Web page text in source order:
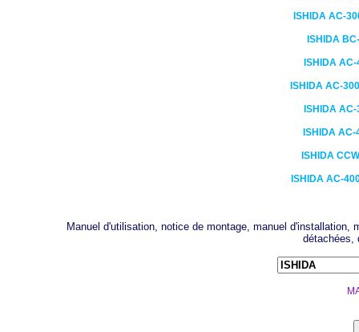
ISHIDA AC-
ISHIDA
ISHIDA AC-
ISHIDA AC-
ISHIDA AC-
ISHIDA AC-
ISHIDA
ISHIDA AC-
Manuel d'utilisation, notice de montage, manuel
détachées,